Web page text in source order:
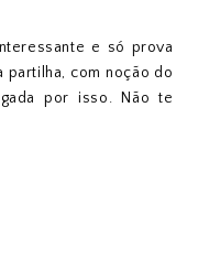
e só prova
partilha, com noção do
por isso. Não te